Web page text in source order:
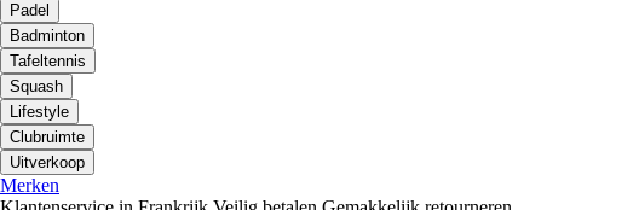
Padel
Badminton
Tafeltennis
Squash
Lifestyle
Clubruimte
Uitverkoop
Merken